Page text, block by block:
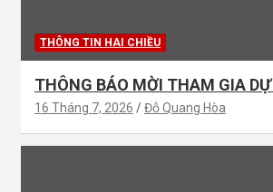
THÔNG TIN HAI CHIỀU
THÔNG BÁO MỜI THAM GIA
16 Tháng 7, 2026 Đỗ Quang Hòa